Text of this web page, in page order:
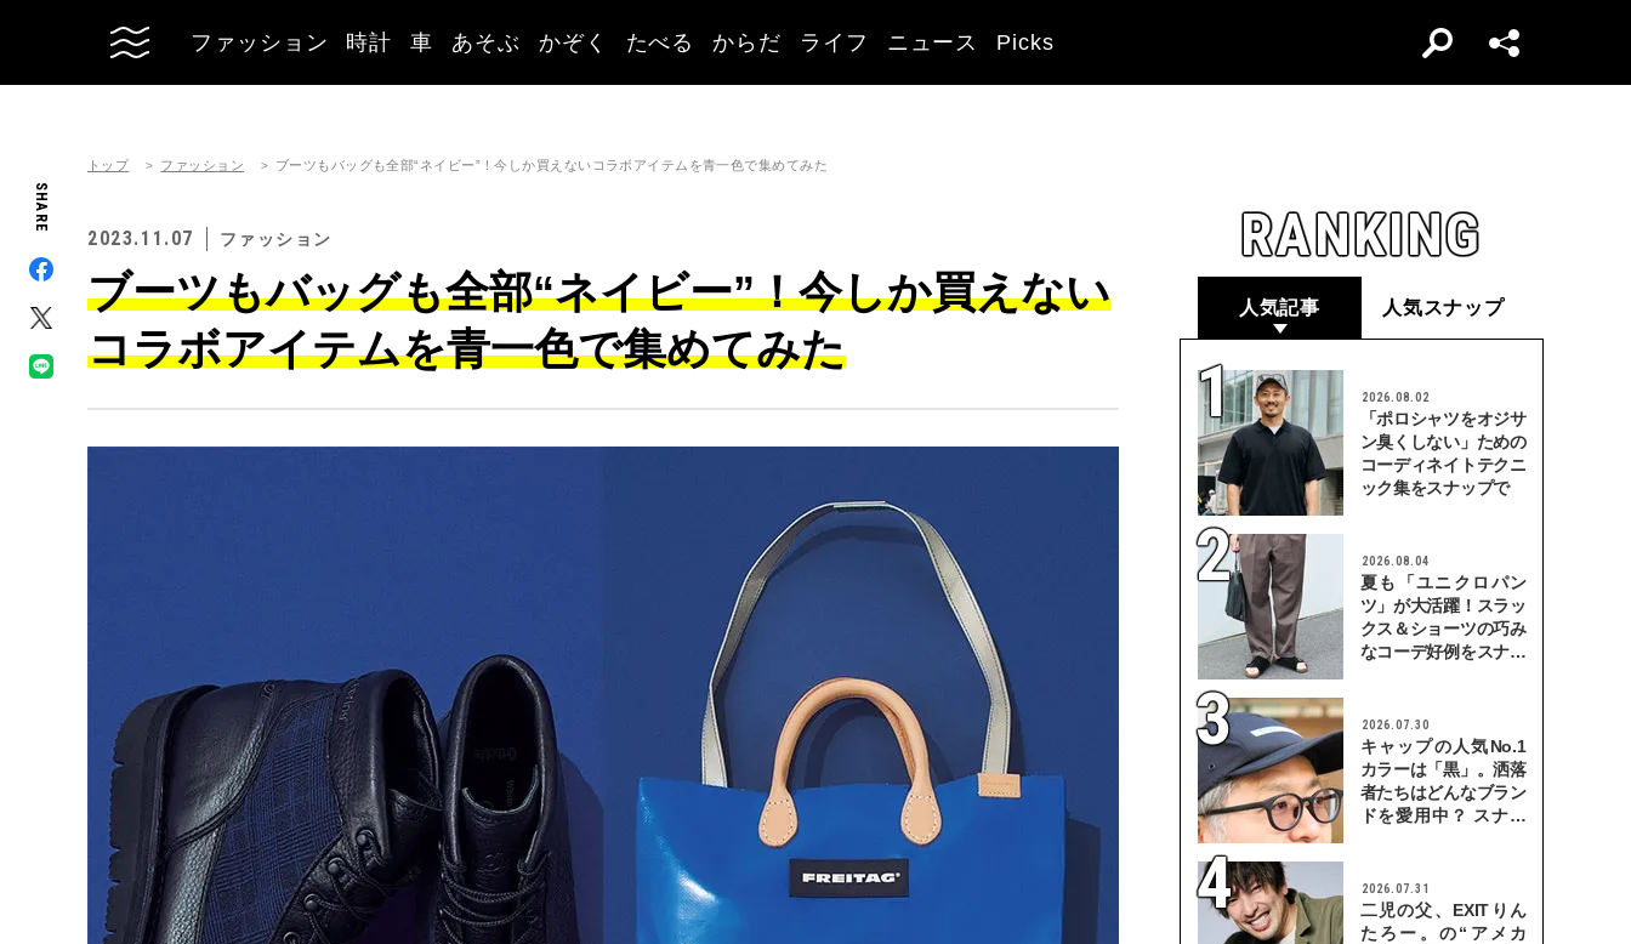
ファッション 時計 車 あそぶ かぞく たべる からだ ライフ ニュース Picks
SHARE
トップ ファッション ブーツもバッグも全部“ネイビー”！今しか買えないコラボアイテムを青一色で集めてみた
2023.11.07 ファッション
ブーツもバッグも全部“ネイビー”！今しか買えない
コラボアイテムを青一色で集めてみた
RANKING
人気記事 人気スナップ
2026.08.02
「ポロシャツをオジサ
ン臭くしない」ための
コーディネイトテクニ
ック集をスナップで
2026.08.04
夏も「ユニクロパン
ツ」が大活躍！スラッ
クス＆ショーツの巧み
なコーデ好例をスナッ
2026.07.30
キャップの人気No.1
カラーは「黒」。洒落
者たちはどんなブラン
ドを愛用中？ スナッ
2026.07.31
二児の父、EXITりん
たろー。の“アメカ